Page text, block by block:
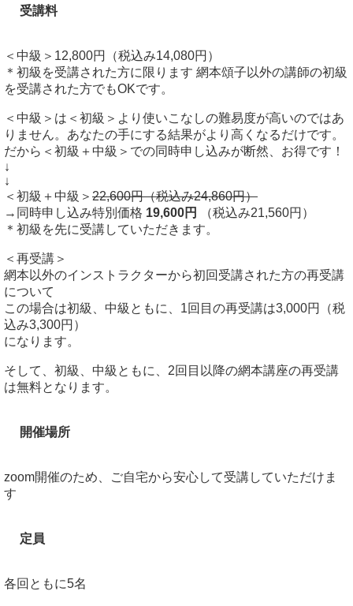
受講料
＜中級＞12,800円（税込み14,080円）
＊初級を受講された方に限ります 網本頌子以外の講師の初級
を受講された方でもOKです。
＜中級＞は＜初級＞より使いこなしの難易度が高いのではあ
りません。あなたの手にする結果がより高くなるだけです。
だから＜初級＋中級＞での同時申し込みが断然、お得です！
↓
↓
＜初級＋中級＞ 22,600円（税込み24,860円）
→同時申し込み特別価格 19,600円
（税込み21,560円）
＊初級を先に受講していただきます。
＜再受講＞
網本以外のインストラクターから初回受講された方の再受講
について
この場合は初級、中級ともに、1回目の再受講は3,000円（税
込み3,300円）
になります。
そして、初級、中級ともに、2回目以降の網本講座の再受講
は無料となります。
開催場所
zoom開催のため、ご自宅から安心して受講していただけま
す
定員
各回ともに5名